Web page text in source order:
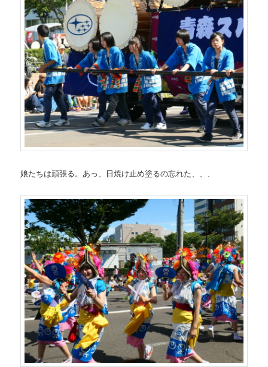
娘たちは頑張る。あっ、日焼け止め塗るの忘れた、、、